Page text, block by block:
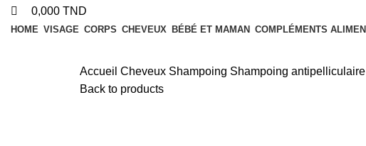
0,000 TND
HOME VISAGE CORPS CHEVEUX BÉBÉ ET MAMAN COMPLÉMENTS
Accueil Cheveux Shampoing Shampoing antipelliculaire
Back to products